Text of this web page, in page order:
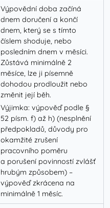
Výpovědní doba začíná
dnem doručení a končí
dnem, který se s tímto
číslem shoduje, nebo
posledním dnem v měsíci.
Zůstává minimálně 2
měsíce, lze ji písemně
dohodou prodloužit nebo
změnit její běh.
Výjimka: výpověď podle §
52 písm. f) až h) (nesplnění
předpokladů, důvody pro
okamžité zrušení
pracovního poměru
a porušení povinností zvlášť
hrubým způsobem) –
výpověď zkrácena na
minimálně 1 měsíc.